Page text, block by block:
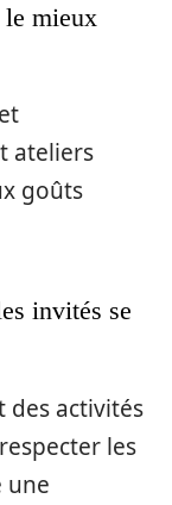
le mieux
ateliers
goûts
invités se
des activités
les
une